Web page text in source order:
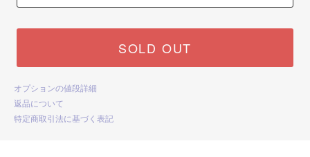
SOLD OUT
オプションの値段詳細
返品について
特定商取引法に基づく表記